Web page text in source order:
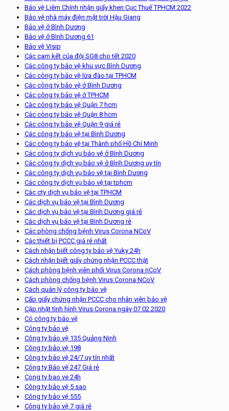
Bảo vệ Liêm Chính nhận giấy khen Cục Thuế TPHCM 2022
Bảo vệ nhà máy điện mặt trời Hậu Giang
Bảo vệ ở Bình Dương
Bảo vệ ở Bình Dương 61
Bảo vệ Visip
Các cam kết của đội SG8 cho tết 2020
Các công ty bảo vệ khu vực Bình Dương
Các công ty bảo vệ lừa đào tại TPHCM
Các công ty bảo vệ ở Bình Dương
Các công ty bảo vệ ở TPHCM
Các công ty bảo vệ Quận 7 hcm
Các công ty bảo vệ Quận 8 hcm
Các công ty bảo vệ Quận 9 giá rẻ
Các công ty bảo vệ tại Bình Dương
Các công ty bảo vệ tại Thành phố Hồ Chí Minh
Các công ty dịch vụ bảo vệ ở Bình Dương
Các công ty dịch vụ bảo vệ ở Bình Dương uy tín
Các công ty dịch vụ bảo vệ tại Bình Dương
Các công ty dịch vụ bảo vệ tại tphcm
Các cty dịch vụ bảo vệ tại TPHCM
Các dịch vụ bảo vệ tại Bình Dương
Các dịch vụ bảo vệ tại Bình Dương giá rẻ
Các dịch vụ bảo vệ tại Bình Dương rẻ
Các phòng chống bệnh Virus Corona NCoV
Các thiết bị PCCC giá rẻ nhất
Cách nhận biết công ty bảo vệ Yuky 24h
Cách nhận biết giấy chứng nhận PCCC thật
Cách phòng bệnh viên phổi Virus Corona nCoV
Cách phòng chống bệnh Virus Corona NCoV
Cách quản lý công ty bảo vệ
Cấp giấy chứng nhận PCCC cho nhân viên bảo vệ
Cập nhật tình hình Virus Corona ngày 07.02.2020
Có công ty bảo vệ
Công ty bảo vệ
Công ty bảo vệ 135 Quảng Ninh
Công ty bảo vệ 198
Công ty bảo vệ 24/7 uy tín nhất
Công ty Bảo vệ 247 Giá rẻ
Cong ty bao ve 24h
Công ty bảo vệ 5 sao
Công ty bảo vệ 555
Công ty bảo vệ 7 giá rẻ